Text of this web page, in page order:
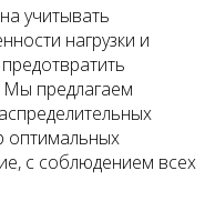
учитывать
нагрузки и
Мы предлагаем
оптимальных
с соблюдением всех